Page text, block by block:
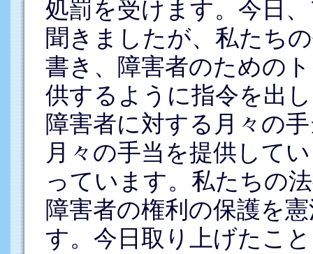
処罰を受けます。今日
聞きましたが、私たち
書き、障害者のための
供するように指令を出
障害者に対する月々の
月々の手当を提供して
っています。私たちの
障害者の権利の保護を
す。今日取り上げたこ